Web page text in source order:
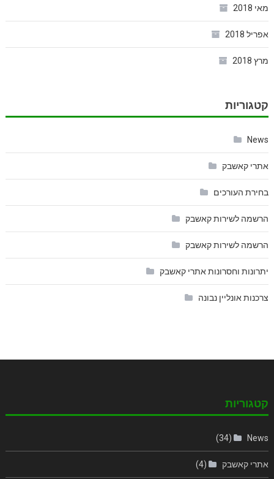
מאי 2018
אפריל 2018
מרץ 2018
קטגוריות
News
אתרי קאשבק
בחירת העורכים
הרשמה לשירות קאשבק
הרשמה לשירות קאשבק
יתרונות וחסרונות אתרי קאשבק
צרכנות אונליין נבונה
קטגוריות
News
(34)
אתרי קאשבק (4)